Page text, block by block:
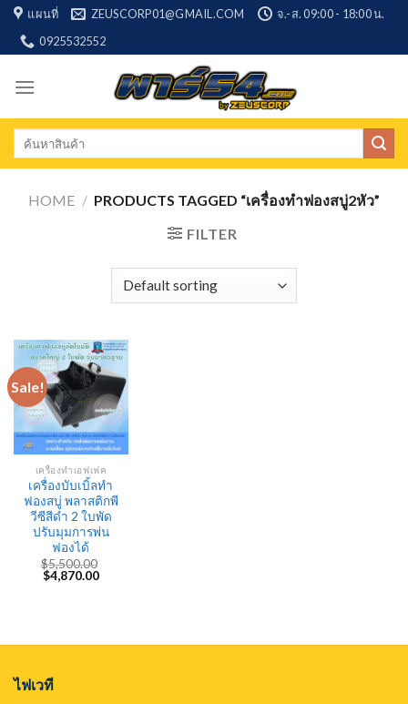
Skip
content
แผนที่ ZEUSCORP01@GMAIL.COM
จ.-ส. 09:00 - 18:00 น.
0925532552
Search
HOME / PRODUCTS TAGGED “เครื่องทำฟองสบู่2หัว”
FILTER
Sale!
เครื่องทำเอฟเฟค
เครื่องบับเบิ้ลทำ
ฟองสบู่ พลาสติกพี
วีซีสีดำ 2 ใบพัด
ปรับมุมการพ่น
ฟองได้
$5,500.00
Original
price
$4,870.00Current
ไฟเวที